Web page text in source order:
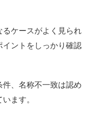
るケースがよく見られ
イントをしっかり確認
、名称不一致は認め
ます。